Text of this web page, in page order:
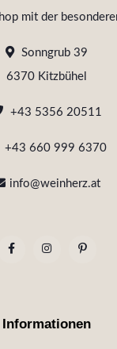
mit der
Sonngrub 39
6370 Kitzbühel
+43 5356 20511
+43 660 999 6370
info@weinherz.at
Informationen